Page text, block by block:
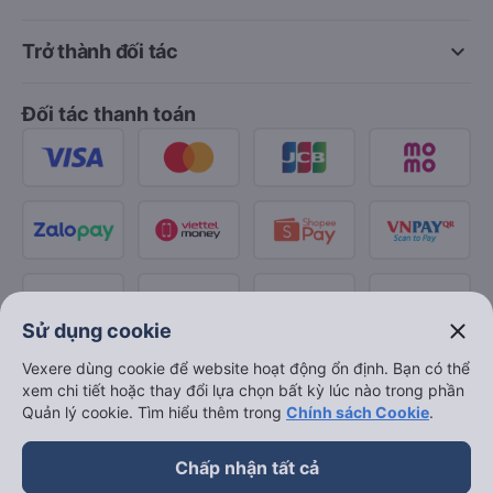
keyboard_arrow_down
Trở thành đối tác
Đối tác thanh toán
Sử dụng cookie close
Vexere dùng cookie để website hoạt động ổn định. Bạn có thể
xem chi tiết hoặc thay đổi lựa chọn bất kỳ lúc nào trong phần
Quản lý cookie. Tìm hiểu thêm trong Chính sách Cookie.
Chấp nhận tất cả